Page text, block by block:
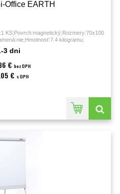
Office EARTH
KS;Povrch:magnetický;Rozmery:70x100
kilogramu;
3 dni
€ bez DPH
€ s DPH